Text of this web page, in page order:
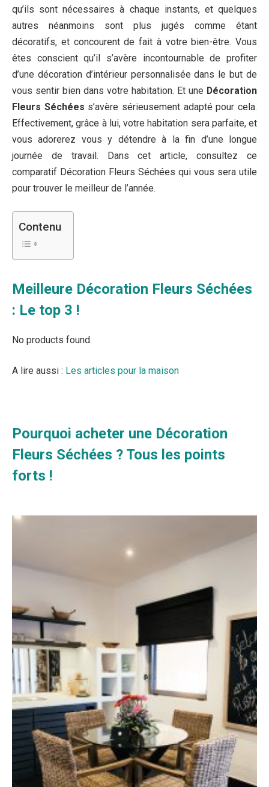
qu’ils sont nécessaires à chaque instants, et quelques
autres néanmoins sont plus jugés comme étant
décoratifs, et concourent de fait à votre bien-être. Vous
êtes conscient qu’il s’avère incontournable de profiter
d’une décoration d’intérieur personnalisée dans le but de
vous sentir bien dans votre habitation. Et une Décoration
Fleurs Séchées s’avère sérieusement adapté pour cela.
Effectivement, grâce à lui, votre habitation sera parfaite, et
vous adorerez vous y détendre à la fin d’une longue
journée de travail. Dans cet article, consultez ce
comparatif Décoration Fleurs Séchées qui vous sera utile
pour trouver le meilleur de l’année.
Contenu
Meilleure Décoration Fleurs Séchées
: Le top 3 !
No products found.
A lire aussi : Les articles pour la maison
Pourquoi acheter une Décoration
Fleurs Séchées ? Tous les points
forts !